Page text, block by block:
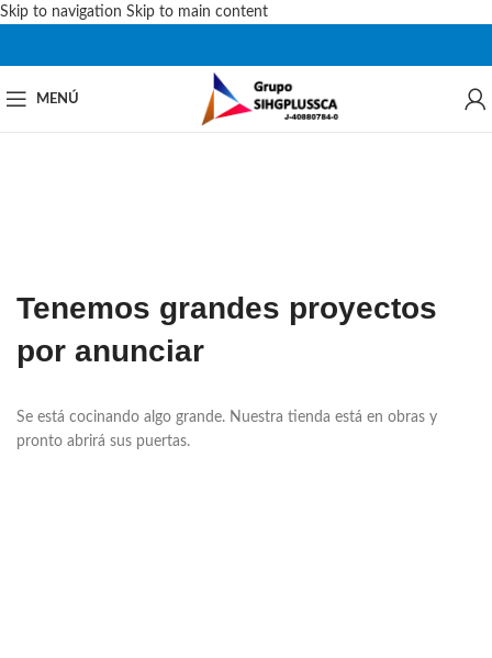
Skip to navigation Skip to main content
MENÚ
Tenemos grandes proyectos
por anunciar
Se está cocinando algo grande. Nuestra tienda está en obras y
pronto abrirá sus puertas.